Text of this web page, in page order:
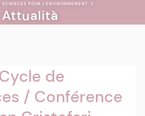
SCIENCES POUR L'ENVIRONNEMENT |
Attualità
de
/ Conférence